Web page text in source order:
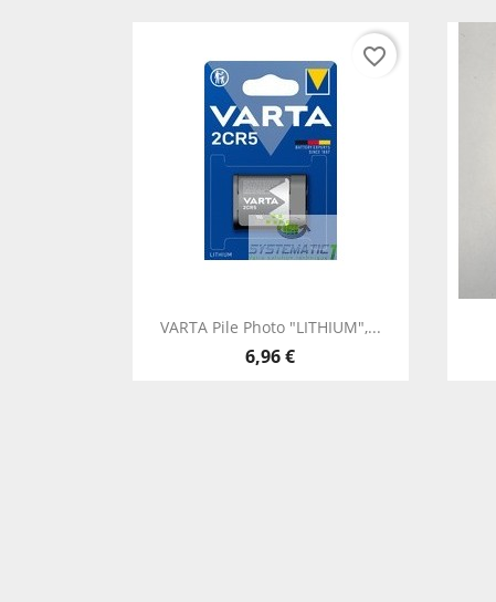
Vista rápida
VARTA Pile Photo "LITHIUM",...
6,96 €
favorite_border